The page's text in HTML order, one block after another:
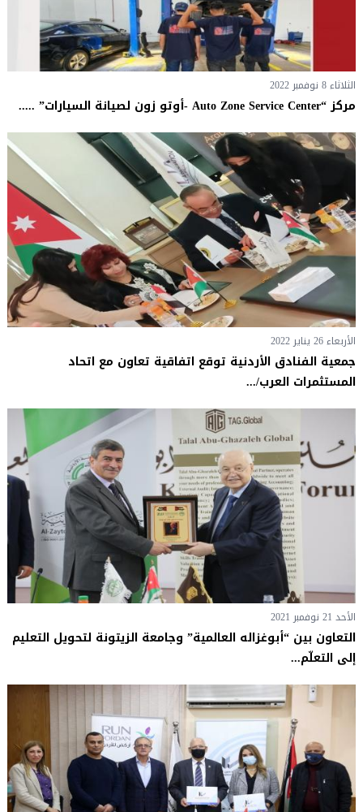
الثلاثاء 8 نوفمبر 2022
مركز “Auto Zone Service Center -أوتو زون لصيانة السيارات” .....
الأربعاء 26 يناير 2022
جمعية الفنادق الأردنية توقع اتفاقية تعاون مع اتحاد
المستثمرات العرب/...
الأحد 21 نوفمبر 2021
التعاون بين “أبوغزاله العالمية” وجامعة الزيتونة لتحويل التعليم
إلى التعلّم...